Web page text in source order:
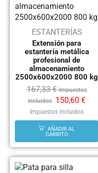
ESTANTERÍAS
Extensión para
estantería metálica
profesional de
almacenamiento
2500x600x2000 800 kg
167,33€ Impuestos
incluidos 150,60 €
Impuestos incluidos
AÑADIR AL
CARRITO